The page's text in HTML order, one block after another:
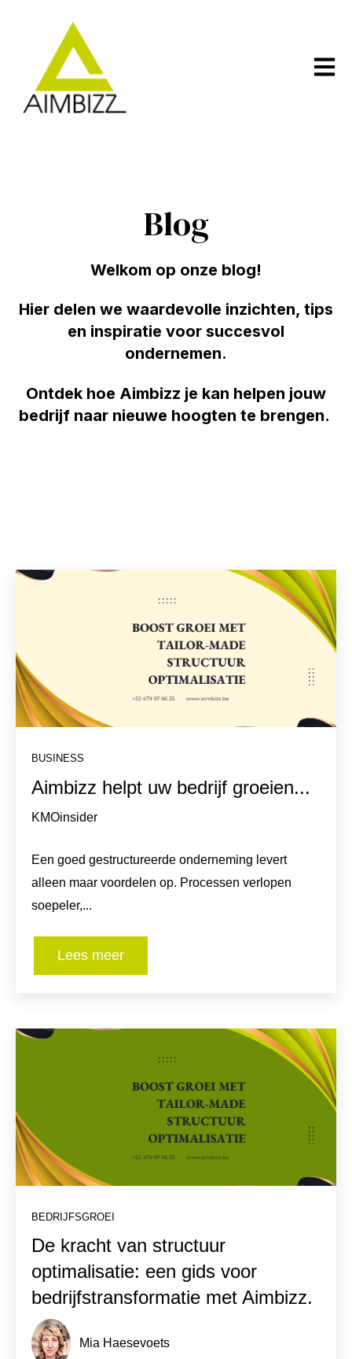
Open
Blog
Welkom op onze blog!
Hier delen we waardevolle inzichten, tips
en inspiratie voor succesvol
ondernemen.
Ontdek hoe Aimbizz je kan helpen jouw
bedrijf naar nieuwe hoogten te brengen.
BUSINESS
Aimbizz helpt uw bedrijf groeien...
KMOinsider
Een goed gestructureerde onderneming levert
alleen maar voordelen op. Processen verlopen
soepeler,...
Lees meer
BEDRIJFSGROEI
De kracht van structuur
optimalisatie: een gids voor
bedrijfstransformatie met Aimbizz.
Mia Haesevoets